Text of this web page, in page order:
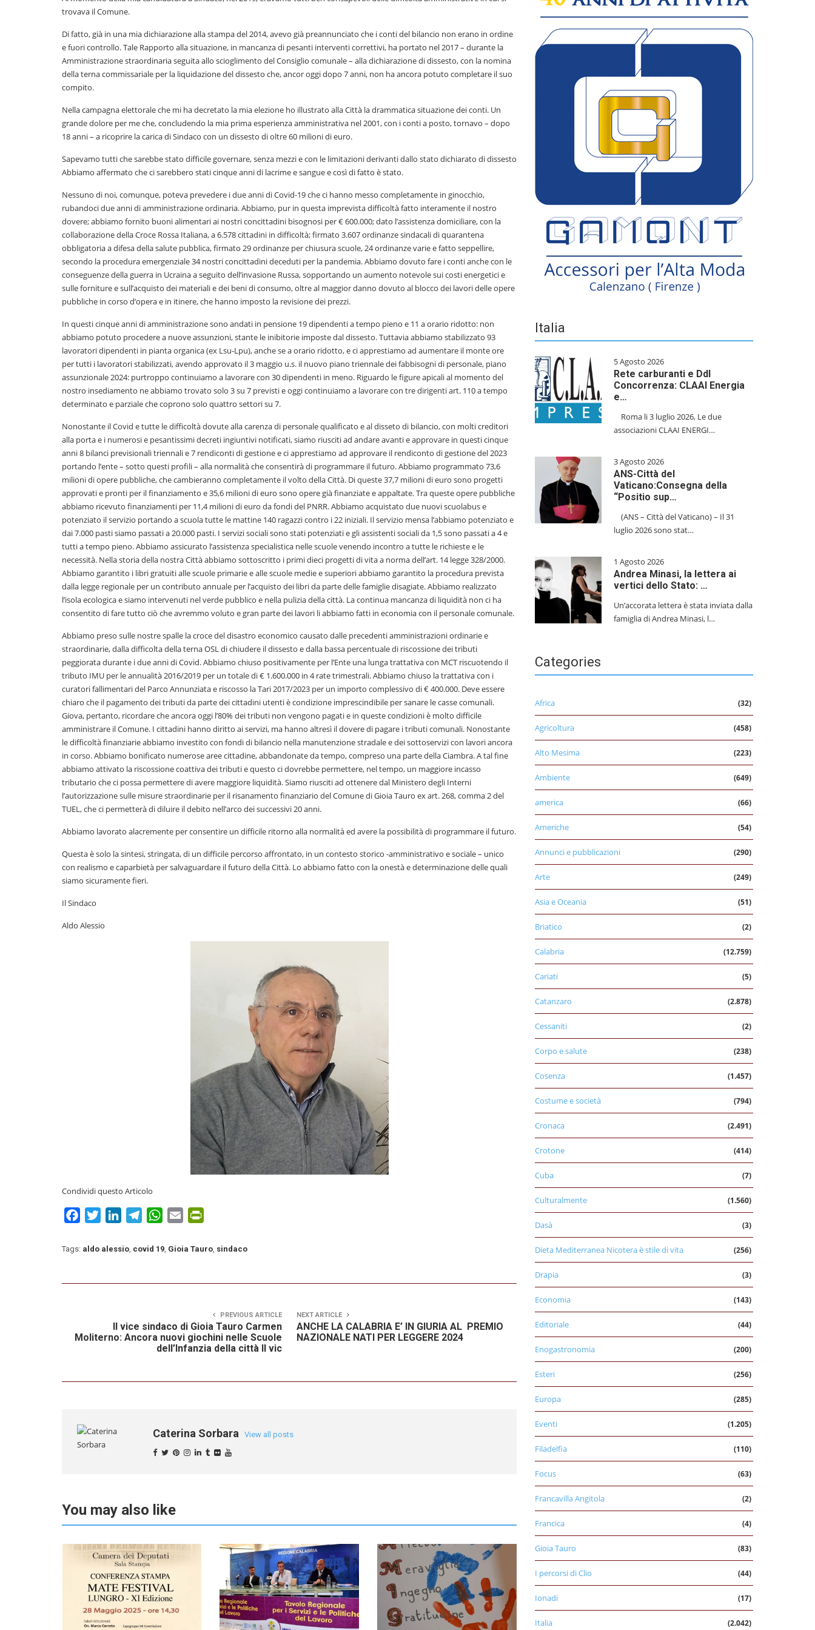
trovava il Comune.
Di fatto, già in una mia dichiarazione alla stampa del 2014, avevo già preannunciato che i conti del bilancio non erano in ordine
e fuori controllo. Tale Rapporto alla situazione, in mancanza di pesanti interventi correttivi, ha portato nel 2017 – durante la
Amministrazione straordinaria seguita allo scioglimento del Consiglio comunale – alla dichiarazione di dissesto, con la nomina
della terna commissariale per la liquidazione del dissesto che, ancor oggi dopo 7 anni, non ha ancora potuto completare il suo
compito.
Nella campagna elettorale che mi ha decretato la mia elezione ho illustrato alla Città la drammatica situazione dei conti. Un
grande dolore per me che, concludendo la mia prima esperienza amministrativa nel 2001, con i conti a posto, tornavo – dopo
18 anni – a ricoprire la carica di Sindaco con un dissesto di oltre 60 milioni di euro.
Sapevamo tutti che sarebbe stato difficile governare, senza mezzi e con le limitazioni derivanti dallo stato dichiarato di dissesto
Abbiamo affermato che ci sarebbero stati cinque anni di lacrime e sangue e così di fatto è stato.
Nessuno di noi, comunque, poteva prevedere i due anni di Covid-19 che ci hanno messo completamente in ginocchio,
rubandoci due anni di amministrazione ordinaria. Abbiamo, pur in questa imprevista difficoltà fatto interamente il nostro
dovere; abbiamo fornito buoni alimentari ai nostri concittadini bisognosi per € 600.000; dato l’assistenza domiciliare, con la
collaborazione della Croce Rossa Italiana, a 6.578 cittadini in difficoltà; firmato 3.607 ordinanze sindacali di quarantena
obbligatoria a difesa della salute pubblica, firmato 29 ordinanze per chiusura scuole, 24 ordinanze varie e fatto seppellire,
secondo la procedura emergenziale 34 nostri concittadini deceduti per la pandemia. Abbiamo dovuto fare i conti anche con le
conseguenze della guerra in Ucraina a seguito dell’invasione Russa, sopportando un aumento notevole sui costi energetici e
sulle forniture e sull’acquisto dei materiali e dei beni di consumo, oltre al maggior danno dovuto al blocco dei lavori delle opere
pubbliche in corso d’opera e in itinere, che hanno imposto la revisione dei prezzi.
In questi cinque anni di amministrazione sono andati in pensione 19 dipendenti a tempo pieno e 11 a orario ridotto: non
abbiamo potuto procedere a nuove assunzioni, stante le inibitorie imposte dal dissesto. Tuttavia abbiamo stabilizzato 93
lavoratori dipendenti in pianta organica (ex Lsu-Lpu), anche se a orario ridotto, e ci apprestiamo ad aumentare il monte ore
per tutti i lavoratori stabilizzati, avendo approvato il 3 maggio u.s. il nuovo piano triennale dei fabbisogni di personale, piano
assunzionale 2024: purtroppo continuiamo a lavorare con 30 dipendenti in meno. Riguardo le figure apicali al momento del
nostro insediamento ne abbiamo trovato solo 3 su 7 previsti e oggi continuiamo a lavorare con tre dirigenti art. 110 a tempo
determinato e parziale che coprono solo quattro settori su 7.
Nonostante il Covid e tutte le difficoltà dovute alla carenza di personale qualificato e al disseto di bilancio, con molti creditori
alla porta e i numerosi e pesantissimi decreti ingiuntivi notificati, siamo riusciti ad andare avanti e approvare in questi cinque
anni 8 bilanci previsionali triennali e 7 rendiconti di gestione e ci apprestiamo ad approvare il rendiconto di gestione del 2023
portando l’ente – sotto questi profili – alla normalità che consentirà di programmare il futuro. Abbiamo programmato 73,6
milioni di opere pubbliche, che cambieranno completamente il volto della Città. Di queste 37,7 milioni di euro sono progetti
approvati e pronti per il finanziamento e 35,6 milioni di euro sono opere già finanziate e appaltate. Tra queste opere pubbliche
abbiamo ricevuto finanziamenti per 11,4 milioni di euro da fondi del PNRR. Abbiamo acquistato due nuovi scuolabus e
potenziato il servizio portando a scuola tutte le mattine 140 ragazzi contro i 22 iniziali. Il servizio mensa l’abbiamo potenziato e
dai 7.000 pasti siamo passati a 20.000 pasti. I servizi sociali sono stati potenziati e gli assistenti sociali da 1,5 sono passati a 4 e
tutti a tempo pieno. Abbiamo assicurato l’assistenza specialistica nelle scuole venendo incontro a tutte le richieste e le
necessità. Nella storia della nostra Città abbiamo sottoscritto i primi dieci progetti di vita a norma dell’art. 14 legge 328/2000.
Abbiamo garantito i libri gratuiti alle scuole primarie e alle scuole medie e superiori abbiamo garantito la procedura prevista
dalla legge regionale per un contributo annuale per l’acquisto dei libri da parte delle famiglie disagiate. Abbiamo realizzato
l’isola ecologica e siamo intervenuti nel verde pubblico e nella pulizia della città. La continua mancanza di liquidità non ci ha
consentito di fare tutto ciò che avremmo voluto e gran parte dei lavori li abbiamo fatti in economia con il personale comunale.
Abbiamo preso sulle nostre spalle la croce del disastro economico causato dalle precedenti amministrazioni ordinarie e
straordinarie, dalla difficolta della terna OSL di chiudere il dissesto e dalla bassa percentuale di riscossione dei tributi
peggiorata durante i due anni di Covid. Abbiamo chiuso positivamente per l’Ente una lunga trattativa con MCT riscuotendo il
tributo IMU per le annualità 2016/2019 per un totale di € 1.600.000 in 4 rate trimestrali. Abbiamo chiuso la trattativa con i
curatori fallimentari del Parco Annunziata e riscosso la Tari 2017/2023 per un importo complessivo di € 400.000. Deve essere
chiaro che il pagamento dei tributi da parte dei cittadini utenti è condizione imprescindibile per sanare le casse comunali.
Giova, pertanto, ricordare che ancora oggi l’80% dei tributi non vengono pagati e in queste condizioni è molto difficile
amministrare il Comune. I cittadini hanno diritto ai servizi, ma hanno altresì il dovere di pagare i tributi comunali. Nonostante
le difficoltà finanziarie abbiamo investito con fondi di bilancio nella manutenzione stradale e dei sottoservizi con lavori ancora
in corso. Abbiamo bonificato numerose aree cittadine, abbandonate da tempo, compreso una parte della Ciambra. A tal fine
abbiamo attivato la riscossione coattiva dei tributi e questo ci dovrebbe permettere, nel tempo, un maggiore incasso
tributario che ci possa permettere di avere maggiore liquidità. Siamo riusciti ad ottenere dal Ministero degli Interni
l’autorizzazione sulle misure straordinarie per il risanamento finanziario del Comune di Gioia Tauro ex art. 268, comma 2 del
TUEL, che ci permetterà di diluire il debito nell’arco dei successivi 20 anni.
Abbiamo lavorato alacremente per consentire un difficile ritorno alla normalità ed avere la possibilità di programmare il futuro.
Questa è solo la sintesi, stringata, di un difficile percorso affrontato, in un contesto storico -amministrativo e sociale – unico
con realismo e caparbietà per salvaguardare il futuro della Città. Lo abbiamo fatto con la onestà e determinazione delle quali
siamo sicuramente fieri.
Il Sindaco
Aldo Alessio
Condividi questo Articolo
FacebookTwitterLinkedInTelegramWhatsApp
Email
Tags: aldo alessio, covid 19, Gioia Tauro, sindaco
PREVIOUS ARTICLE
Il vice sindaco di Gioia Tauro Carmen
Moliterno: Ancora nuovi giochini nelle Scuole
dell’Infanzia della città Il vic
NEXT ARTICLE
ANCHE LA CALABRIA E’ IN GIURIA AL PREMIO
NAZIONALE NATI PER LEGGERE 2024
Caterina Sorbara View all posts
You may also like
Italia
5 Agosto 2026
Rete carburanti e Ddl
Concorrenza: CLAAI Energia
e…
​Roma li 3 luglio 2026, Le due
associazioni CLAAI ENERGI…
3 Agosto 2026
ANS-Città del
Vaticano:Consegna della
“Positio sup…
(ANS – Città del Vaticano) – Il 31
luglio 2026 sono stat…
1 Agosto 2026
Andrea Minasi, la lettera ai
vertici dello Stato: …
Un’accorata lettera è stata inviata dalla
famiglia di Andrea Minasi, l…
Categories
Africa (32)
Agricoltura (458)
Alto Mesima (223)
Ambiente (649)
america (66)
Americhe (54)
Annunci e pubblicazioni (290)
Arte (249)
Asia e Oceania (51)
Briatico (2)
Calabria (12.759)
Cariati (5)
Catanzaro (2.878)
Cessaniti (2)
Corpo e salute (238)
Cosenza (1.457)
Costume e società (794)
Cronaca (2.491)
Crotone (414)
Cuba (7)
Culturalmente (1.560)
Dasà (3)
Dieta Mediterranea Nicotera è stile di vita (256)
Drapia (3)
Economia (143)
Editoriale (44)
Enogastronomia (200)
Esteri (256)
Europa (285)
Eventi (1.205)
Filadelfia (110)
Focus (63)
Francavilla Angitola (2)
Francica (4)
Gioia Tauro (83)
I percorsi di Clio (44)
Ionadi (17)
Italia (2.042)